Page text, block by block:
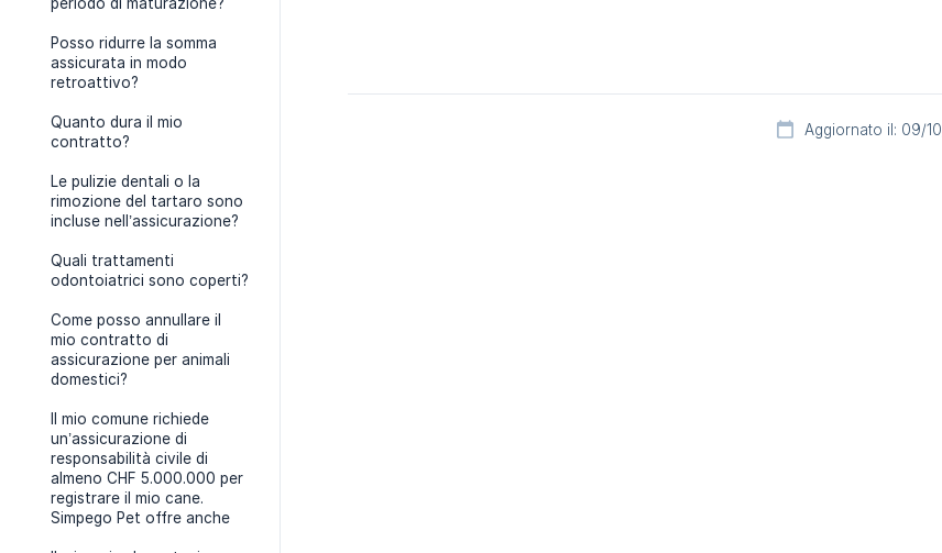
Posso ridurre la somma
assicurata in modo
retroattivo?
Quanto dura il mio
contratto?
Le pulizie dentali o la
rimozione del tartaro sono
incluse nell’assicurazione?
Quali trattamenti
odontoiatrici sono coperti?
Come posso annullare il
mio contratto di
assicurazione per animali
domestici?
Il mio comune richiede
un’assicurazione di
responsabilità civile di
almeno CHF 5.000.000 per
registrare il mio cane.
Simpego Pet offre anche
Aggiornato il: 09/